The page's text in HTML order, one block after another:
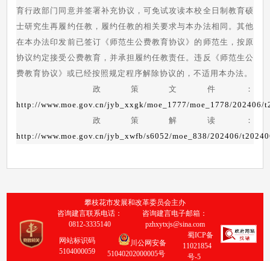
育行政部门同意并签署补充协议，可免试攻读本校全日制教育硕
士研究生再履约任教，履约任教的相关要求与本办法相同。其他
在本办法印发前已签订《师范生公费教育协议》的师范生，按原
协议约定接受公费教育，并承担履约任教责任。违反《师范生公
费教育协议》或已经按照规定程序解除协议的，不适用本办法。
政策文件：
http://www.moe.gov.cn/jyb_xxgk/moe_1777/moe_1778/202406/
政策解读：
http://www.moe.gov.cn/jyb_xwfb/s6052/moe_838/202406/
攀枝花市发展和改革委员会主办
咨询建言联系电话：
0812-3335140
咨询建言电子邮箱：
pzhxytxjs@sina.com
网站标识码
5104000059
川公网安备
51040202000005号
蜀ICP备
11021854
号-5